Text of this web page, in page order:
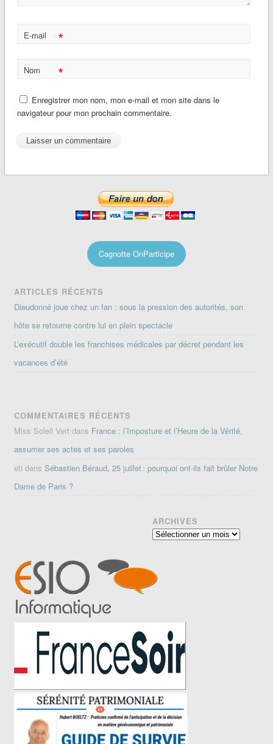
E-mail *
Nom *
Enregistrer mon nom, mon e-mail et mon site dans le
navigateur pour mon prochain commentaire.
Cagnotte OnParticipe
ARTICLES RÉCENTS
Dieudonné joue chez un fan : sous la pression des autorités, son
hôte se retourne contre lui en plein spectacle
L’exécutif double les franchises médicales par décret pendant les
vacances d’été
COMMENTAIRES RÉCENTS
Miss Soleil Vert dans France : l’Imposture et l’Heure de la Vérité,
assumer ses actes et ses paroles
eti dansSébastien Béraud, 25 juillet : pourquoi ont-ils fait brûler Notre
Dame de Paris ?
ARCHIVES
Archives